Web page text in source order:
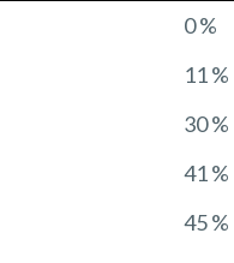
0 %
11 %
30 %
41 %
45 %